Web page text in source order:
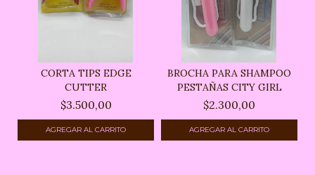
CORTA TIPS EDGE
CUTTER
$3.500,00
BROCHA PARA SHAMPOO
PESTAÑAS CITY GIRL
$2.300,00